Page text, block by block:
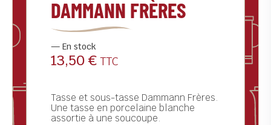
DAMMANN FRÈRES
En stock
13,50€ TTC
Tasse et sous-tasse Dammann Frères.
Une tasse en porcelaine blanche
assortie à une soucoupe.